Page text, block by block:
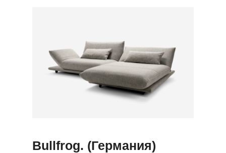
Bullfrog. (Германия)